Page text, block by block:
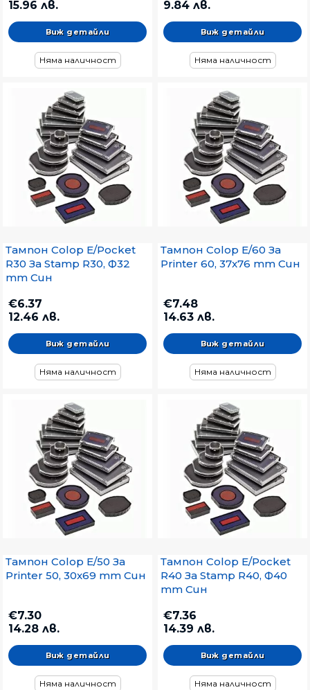
15.96 лв.
Виж детайли
Няма наличност
9.84 лв.
Виж детайли
Няма наличност
Тампон Colop E/Pocket
R30 За Stamp R30, Ф32
mm Син
€6.37
12.46 лв.
Виж детайли
Няма наличност
Тампон Colop E/60 За
Printer 60, 37x76 mm Син
€7.48
14.63 лв.
Виж детайли
Няма наличност
Тампон Colop E/50 За
Printer 50, 30x69 mm Син
€7.30
14.28 лв.
Виж детайли
Няма наличност
Тампон Colop E/Pocket
R40 За Stamp R40, Ф40
mm Син
€7.36
14.39 лв.
Виж детайли
Няма наличност